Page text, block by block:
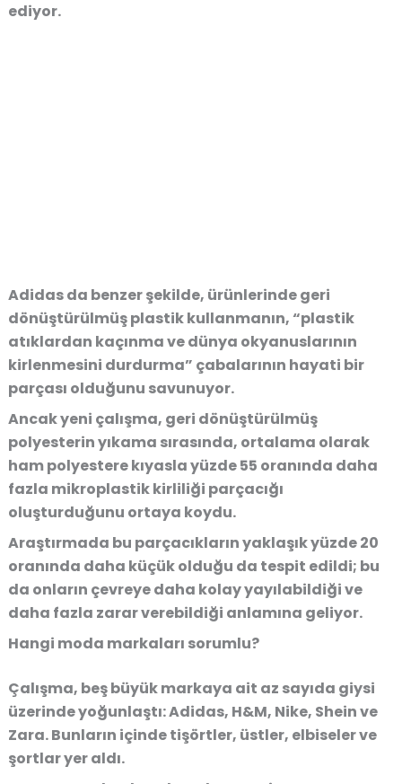
ediyor.
Adidas da benzer şekilde, ürünlerinde geri
dönüştürülmüş plastik kullanmanın, “plastik
atıklardan kaçınma ve dünya okyanuslarının
kirlenmesini durdurma” çabalarının hayati bir
parçası olduğunu savunuyor.
Ancak yeni çalışma, geri dönüştürülmüş
polyesterin yıkama sırasında, ortalama olarak
ham polyestere kıyasla yüzde 55 oranında daha
fazla mikroplastik kirliliği parçacığı
oluşturduğunu ortaya koydu.
Araştırmada bu parçacıkların yaklaşık yüzde 20
oranında daha küçük olduğu da tespit edildi; bu
da onların çevreye daha kolay yayılabildiği ve
daha fazla zarar verebildiği anlamına geliyor.
Hangi moda markaları sorumlu?
Çalışma, beş büyük markaya ait az sayıda giysi
üzerinde yoğunlaştı: Adidas, H&M, Nike, Shein ve
Zara. Bunların içinde tişörtler, üstler, elbiseler ve
şortlar yer aldı.